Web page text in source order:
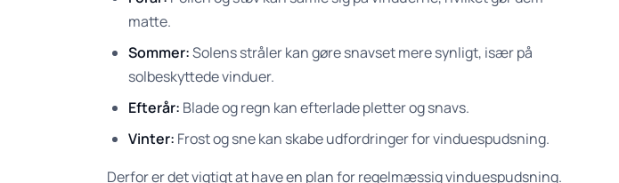
matte.
Sommer:Solens stråler kan gøre snavset mere synligt, især på
solbeskyttede vinduer.
Efterår: Blade og regn kan efterlade pletter og snavs.
Vinter: Frost og sne kan skabe udfordringer for vinduespudsning.
Derfor er det vigtigt at have en plan for regelmæssig vinduespudsning.